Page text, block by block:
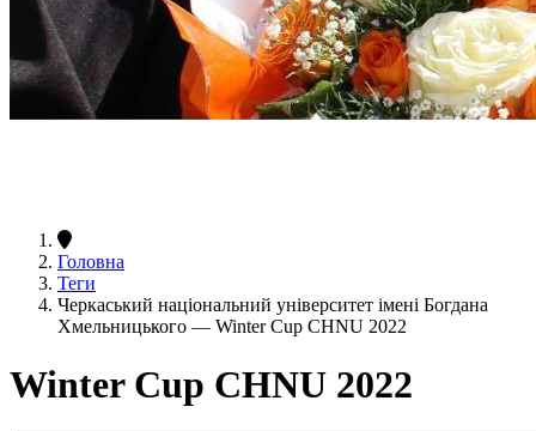
Головна
Теги
Черкаський національний університет імені Богдана
Хмельницького — Winter Cup CHNU 2022
Winter Cup CHNU 2022